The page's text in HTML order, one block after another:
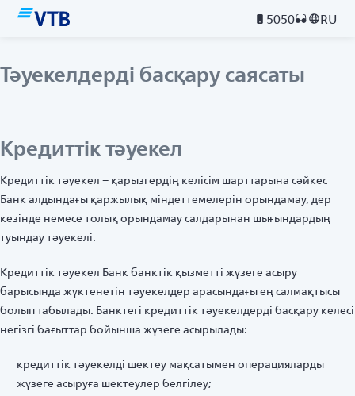
5050 RU
Тәуекелдерді басқару саясаты
Кредиттік тәуекел
Кредиттік тәуекел – қарызгердің келісім шарттарына сәйкес
Банк алдындағы қаржылық міндеттемелерін орындамау, дер
кезінде немесе толық орындамау салдарынан шығындардың
туындау тәуекелі.
Кредиттік тәуекел Банк банктік қызметті жүзеге асыру
барысында жүктенетін тәуекелдер арасындағы ең салмақтысы
болып табылады. Банктегі кредиттік тәуекелдерді басқару келесі
негізгі бағыттар бойынша жүзеге асырылады:
кредиттік тәуекелді шектеу мақсатымен операцияларды
жүзеге асыруға шектеулер белгілеу;